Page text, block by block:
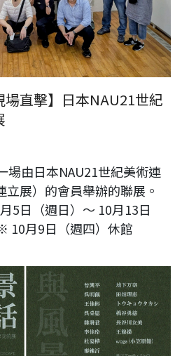
場直擊】日本NAU21世紀
場由日本NAU21世紀美術連
立展）的會員舉辦的聯展。
5日（週日）～ 10月13日
10月9日（週四）休館
本藝術家交流展【日本站】